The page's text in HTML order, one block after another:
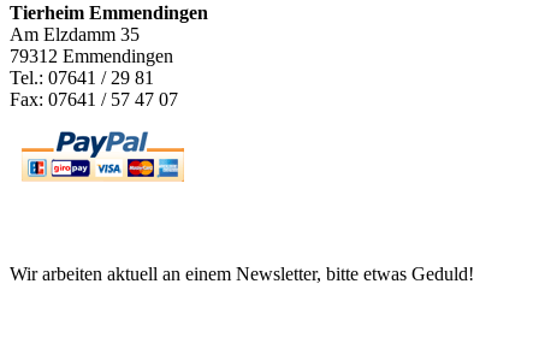
Tierheim Emmendingen
Am Elzdamm 35
79312 Emmendingen
Tel.: 07641 / 29 81
Fax: 07641 / 57 47 07
Wir arbeiten aktuell an einem Newsletter, bitte etwas Geduld!